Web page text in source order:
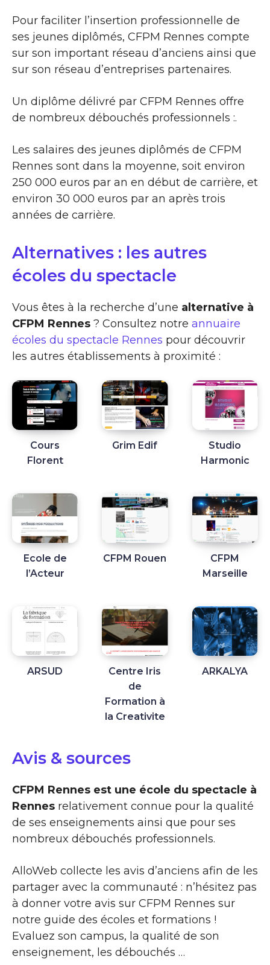
Pour faciliter l’insertion professionnelle de
ses jeunes diplômés, CFPM Rennes compte
sur son important réseau d’anciens ainsi que
sur son réseau d’entreprises partenaires.
Un diplôme délivré par CFPM Rennes offre
de nombreux débouchés professionnels :.
Les salaires des jeunes diplômés de CFPM
Rennes sont dans la moyenne, soit environ
250 000 euros par an en début de carrière, et
environ 30 000 euros par an après trois
années de carrière.
Alternatives : les autres
écoles du spectacle
Vous êtes à la recherche d’une alternative à
CFPM Rennes ? Consultez notre annuaire
écoles du spectacle Rennes pour découvrir
les autres établissements à proximité :
Cours
Florent
Grim Edif
Studio
Harmonic
Ecole de
l’Acteur
CFPM Rouen
CFPM
Marseille
ARSUD
Centre Iris
de
Formation à
la Creativite
ARKALYA
Avis & sources
CFPM Rennes est une école du spectacle à
Rennes relativement connue pour la qualité
de ses enseignements ainsi que pour ses
nombreux débouchés professionnels.
AlloWeb collecte les avis d’anciens afin de les
partager avec la communauté : n’hésitez pas
à donner votre avis sur CFPM Rennes sur
notre guide des écoles et formations !
Evaluez son campus, la qualité de son
enseignement, les débouchés …